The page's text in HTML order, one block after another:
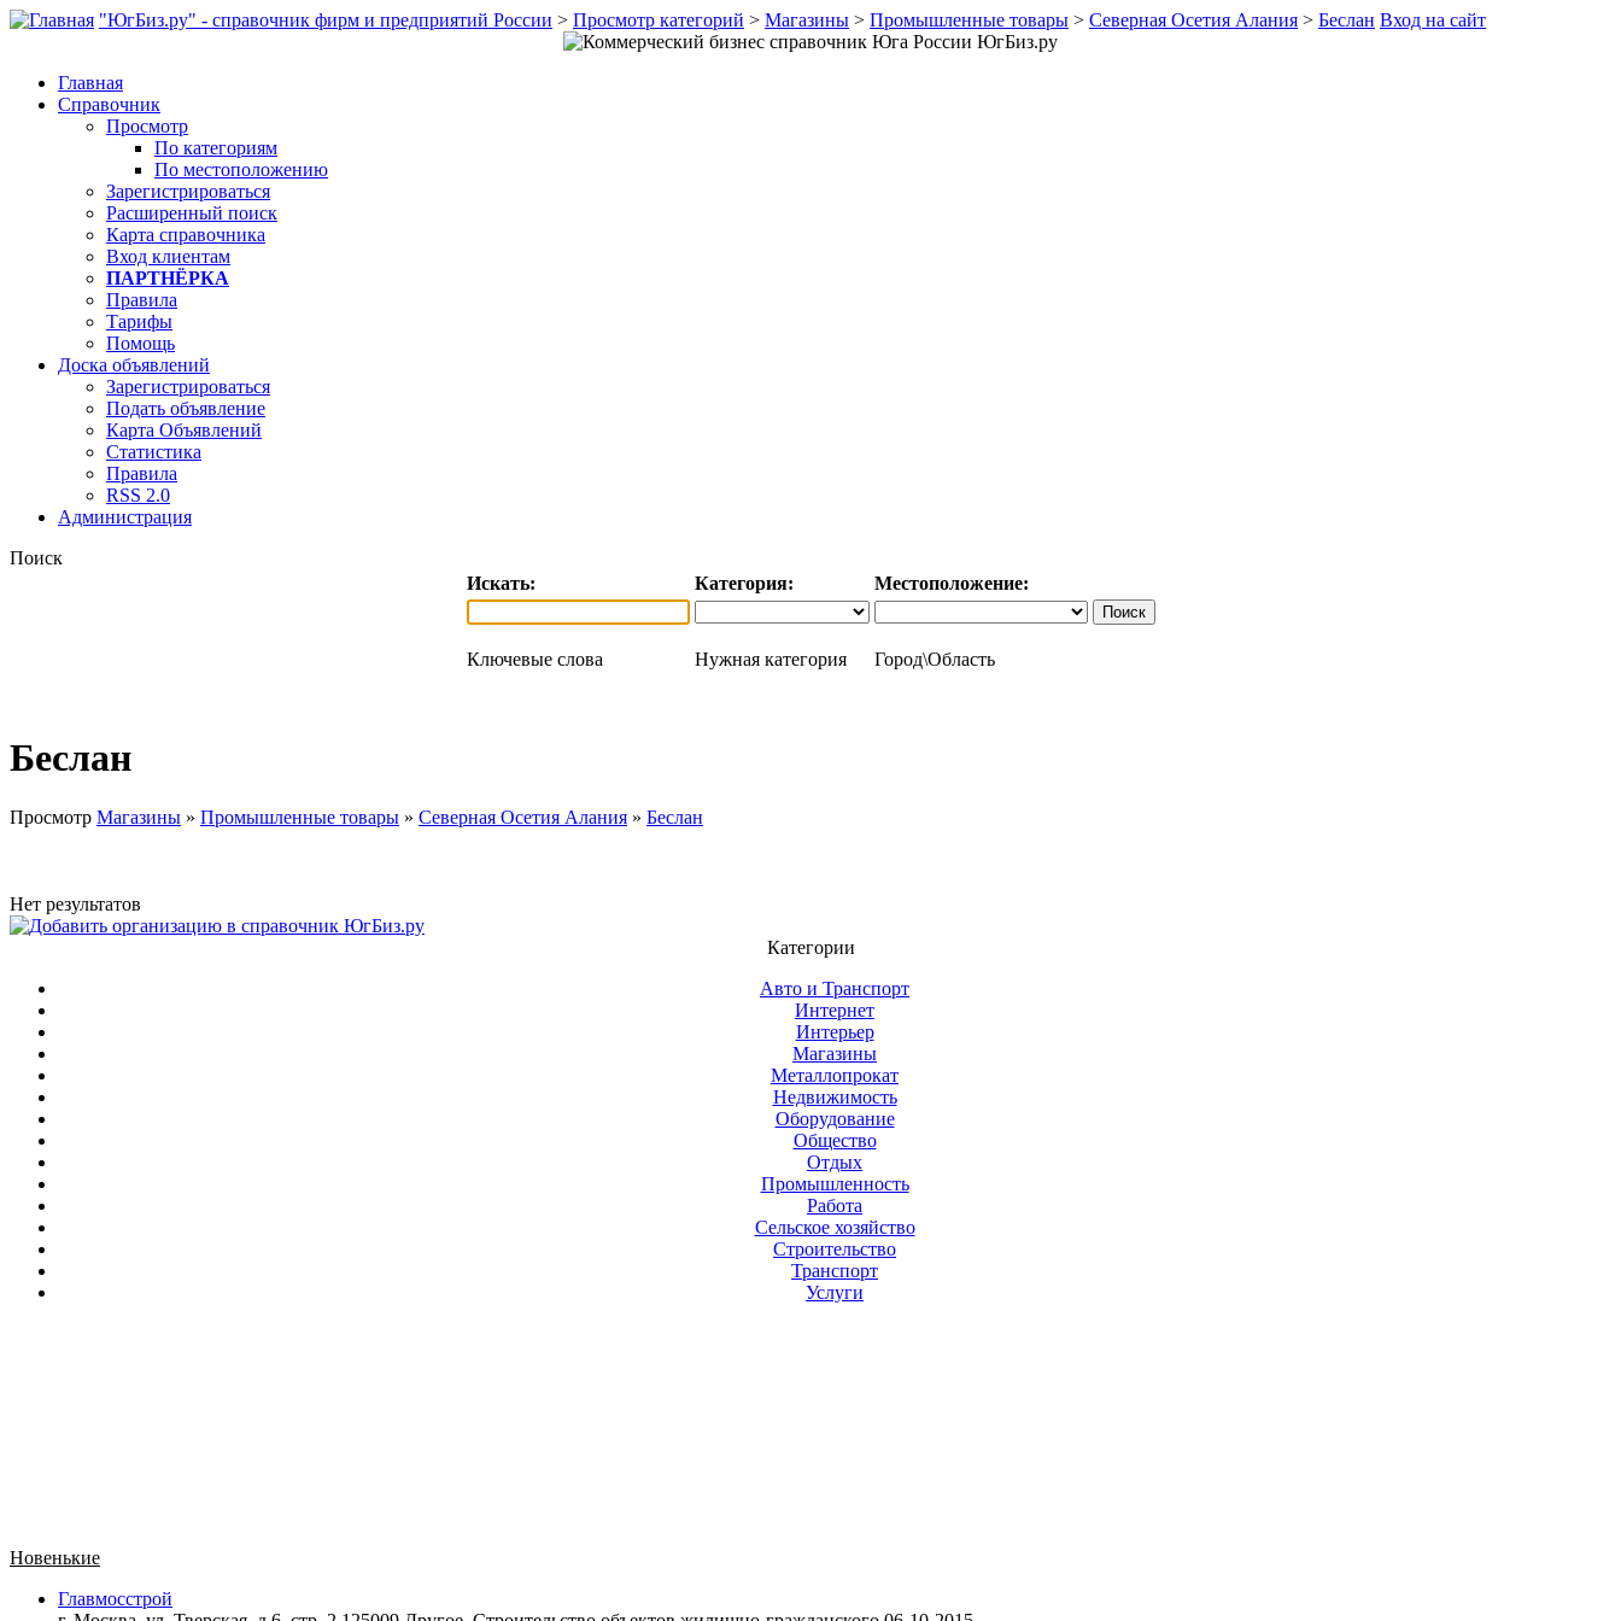
"ЮгБиз.ру" - справочник фирм и предприятий России > Просмотр категорий > Магазины > Промышленные товары > Северная Осетия Алания > Беслан Вход на сайт
Главная
Справочник
Просмотр
По категориям
По местоположению
Зарегистрироваться
Расширенный поиск
Карта справочника
Вход клиентам
ПАРТНЁРКА
Правила
Тарифы
Помощь
Доска объявлений
Зарегистрироваться
Подать объявление
Карта Объявлений
Статистика
Правила
RSS 2.0
Администрация
Поиск
Искать:
Категория: Местоположение:
Ключевые слова Нужная категория Город\Область
Беслан
Просмотр Магазины » Промышленные товары » Северная Осетия Алания » Беслан
Нет результатов
Категории
Авто и Транспорт
Интернет
Интерьер
Магазины
Металлопрокат
Недвижимость
Оборудование
Общество
Отдых
Промышленность
Работа
Сельское хозяйство
Строительство
Транспорт
Услуги
Новенькие
Главмосстрой